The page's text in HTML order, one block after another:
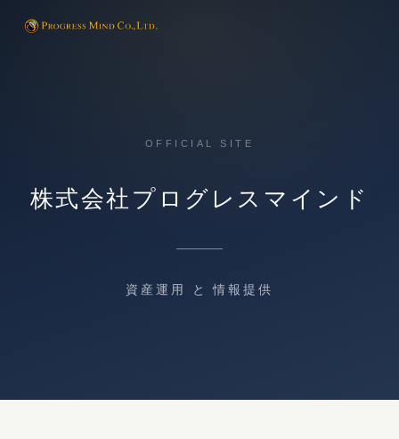
OFFICIAL SITE
株式会社プログレスマインド
資産運用 と 情報提供